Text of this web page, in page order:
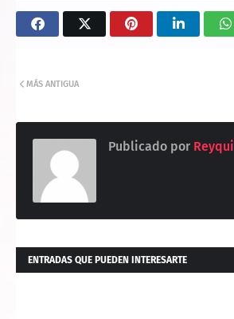
MÁS ANTIGUA
Publicado por Reyqui
ENTRADAS QUE PUEDEN INTERESARTE